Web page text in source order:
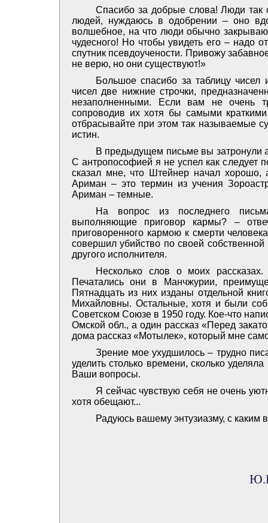
Спасибо за добрые слова! Люди так
людей, нуждаюсь в одобрении – оно
волшебное, на что люди обычно
чудесного! Но чтобы увидеть его – надо
спутник псевдоучености. Привожу
не верю, но они существуют!»
Большое спасибо за таблицу
чисел две нижние строчки,
незаполненными. Если вам не очень
сопроводив их хотя бы самыми
отбрасывайте при этом так называемые
истин.
В предыдущем письме вы
С антропософией я не успел как следует
сказал мне, что Штейнер начал
Ариман – это термин из учения
Ариман – темные.
На вопрос из последнего
выполняющие приговор кармы? –
приговоренного кармою к смерти
совершил убийство по своей
другого исполнителя.
Несколько слов о моих
Печатались они в Манчжурии,
Пятнадцать из них изданы отдельной
Михайловны. Остальные, хотя и были
Советском Союзе в 1950 году. Кое-что
Омской обл., а один рассказ «Перед
дома рассказ «Мотылек», который мне
Зрение мое ухудшилось – трудно
уделить столько времени, сколько
Ваши вопросы.
Я сейчас чувствую себя не очень
хотя обещают...
Радуюсь вашему энтузиазму, с каким